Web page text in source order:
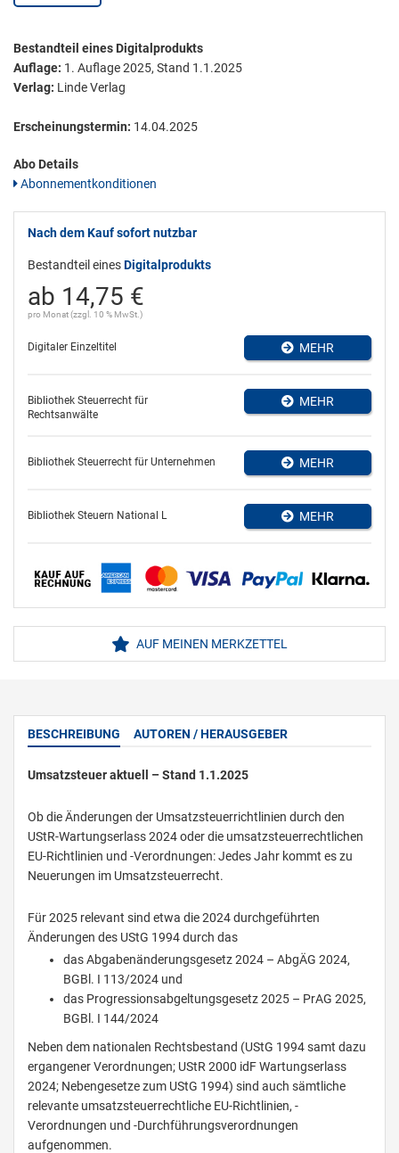
Bestandteil eines Digitalprodukts
Auflage: 1. Auflage 2025, Stand 1.1.2025
Verlag: Linde Verlag
Erscheinungstermin: 14.04.2025
Abo Details
Abonnementkonditionen
Nach dem Kauf sofort nutzbar
Bestandteil einesDigitalprodukts
ab 14,75 €
pro Monat (zzgl. 10 % MwSt.)
Digitaler Einzeltitel MEHR
Bibliothek Steuerrecht für
Rechtsanwälte
MEHR
Bibliothek Steuerrecht für Unternehmen MEHR
Bibliothek Steuern National L MEHR
AUF MEINEN MERKZETTEL
BESCHREIBUNG AUTOREN / HERAUSGEBER
Umsatzsteuer aktuell – Stand 1.1.2025
Ob die Änderungen der Umsatzsteuerrichtlinien durch den
UStR-Wartungserlass 2024 oder die umsatzsteuerrechtlichen
EU-Richtlinien und -Verordnungen: Jedes Jahr kommt es zu
Neuerungen im Umsatzsteuerrecht.
Für 2025 relevant sind etwa die 2024 durchgeführten
Änderungen des UStG 1994 durch das
das Abgabenänderungsgesetz 2024 – AbgÄG 2024,
BGBl. I 113/2024 und
das Progressionsabgeltungsgesetz 2025 – PrAG 2025,
BGBl. I 144/2024
Neben dem nationalen Rechtsbestand (UStG 1994 samt dazu
ergangener Verordnungen; UStR 2000 idF Wartungserlass
2024; Nebengesetze zum UStG 1994) sind auch sämtliche
relevante umsatzsteuerrechtliche EU-Richtlinien, -
Verordnungen und -Durchführungsverordnungen
aufgenommen.